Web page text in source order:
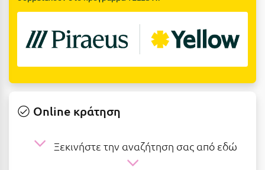
Δ
Δελφοί
Διακοπτό
Ε
Ελληνικό Αρκαδίας
Ελούντα Κρήτης
Online κράτηση
Ξεκινήστε την αναζήτηση σας από εδώ